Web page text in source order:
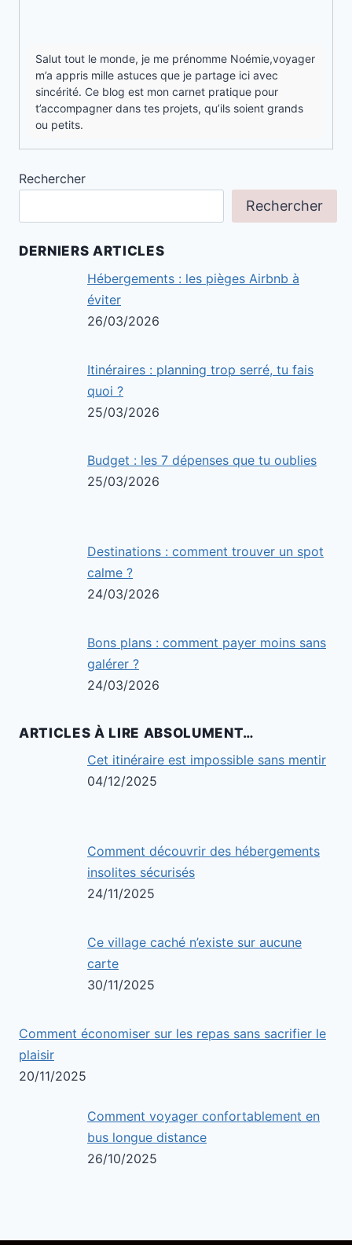
Salut tout le monde, je me prénomme Noémie,voyager
m’a appris mille astuces que je partage ici avec
sincérité. Ce blog est mon carnet pratique pour
t’accompagner dans tes projets, qu’ils soient grands
ou petits.
Rechercher
Rechercher
DERNIERS ARTICLES
Hébergements : les pièges Airbnb à
éviter
26/03/2026
Itinéraires : planning trop serré, tu fais
quoi ?
25/03/2026
Budget : les 7 dépenses que tu oublies
25/03/2026
Destinations : comment trouver un spot
calme ?
24/03/2026
Bons plans : comment payer moins sans
galérer ?
24/03/2026
ARTICLES À LIRE ABSOLUMENT…
Cet itinéraire est impossible sans mentir
04/12/2025
Comment découvrir des hébergements
insolites sécurisés
24/11/2025
Ce village caché n’existe sur aucune
carte
30/11/2025
Comment économiser sur les repas sans sacrifier le
plaisir
20/11/2025
Comment voyager confortablement en
bus longue distance
26/10/2025